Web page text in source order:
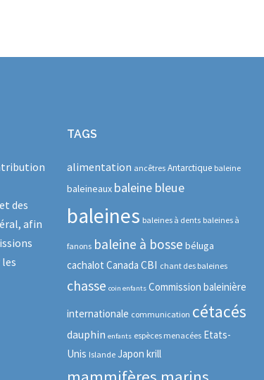
des
afin
TAGS
alimentation ancêtres Antarctique baleine
baleineaux baleine bleue
baleines baleines à dents baleines à
fanons baleine à bosse béluga
cachalot Canada CBI chant des baleines
chasse coin enfants Commission baleinière
internationale communication cétacés
dauphin enfants espèces menacées Etats-
Unis Islande Japon krill